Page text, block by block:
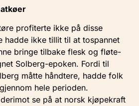
profiterte ikke på disse
hadde ikke tillit til at tospannet
bringe tilbake flesk og fløte-
Solberg-epoken. Fordi til
måtte håndtere, hadde folk
hele perioden.
se på at norsk kjøpekraft